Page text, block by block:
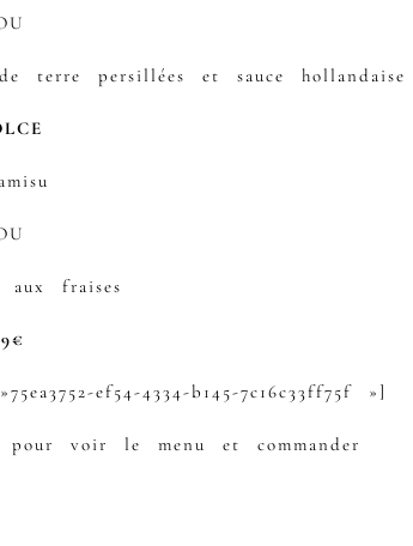
terre persillées et sauce hollandaise
aux fraises
ef54-4334-b145-7c16c33ff75f »]
voir le menu et commander